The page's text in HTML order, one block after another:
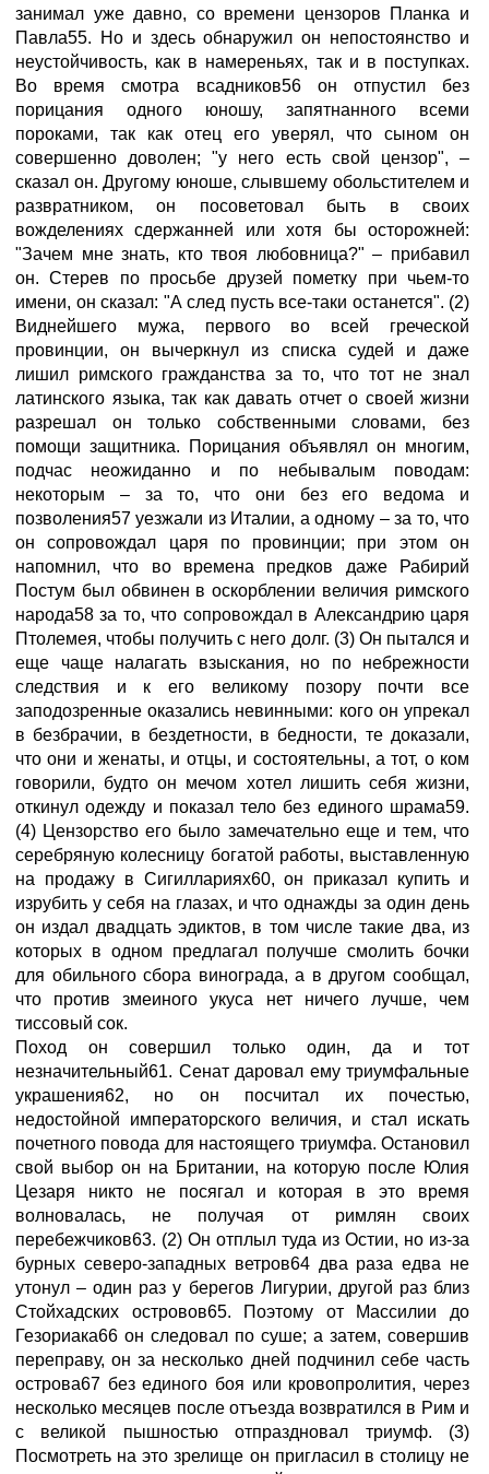
занимал уже давно, со времени цензоров Планка и
Павла55. Но и здесь обнаружил он непостоянство и
неустойчивость, как в намереньях, так и в поступках.
Во время смотра всадников56 он отпустил без
порицания одного юношу, запятнанного всеми
пороками, так как отец его уверял, что сыном он
совершенно доволен; "у него есть свой цензор", –
сказал он. Другому юноше, слывшему обольстителем и
развратником, он посоветовал быть в своих
вожделениях сдержанней или хотя бы осторожней:
"Зачем мне знать, кто твоя любовница?" – прибавил
он. Стерев по просьбе друзей пометку при чьем-то
имени, он сказал: "А след пусть все-таки останется". (2)
Виднейшего мужа, первого во всей греческой
провинции, он вычеркнул из списка судей и даже
лишил римского гражданства за то, что тот не знал
латинского языка, так как давать отчет о своей жизни
разрешал он только собственными словами, без
помощи защитника. Порицания объявлял он многим,
подчас неожиданно и по небывалым поводам:
некоторым – за то, что они без его ведома и
позволения57 уезжали из Италии, а одному – за то, что
он сопровождал царя по провинции; при этом он
напомнил, что во времена предков даже Рабирий
Постум был обвинен в оскорблении величия римского
народа58 за то, что сопровождал в Александрию царя
Птолемея, чтобы получить с него долг. (3) Он пытался и
еще чаще налагать взыскания, но по небрежности
следствия и к его великому позору почти все
заподозренные оказались невинными: кого он упрекал
в безбрачии, в бездетности, в бедности, те доказали,
что они и женаты, и отцы, и состоятельны, а тот, о ком
говорили, будто он мечом хотел лишить себя жизни,
откинул одежду и показал тело без единого шрама59.
(4) Цензорство его было замечательно еще и тем, что
серебряную колесницу богатой работы, выставленную
на продажу в Сигиллариях60, он приказал купить и
изрубить у себя на глазах, и что однажды за один день
он издал двадцать эдиктов, в том числе такие два, из
которых в одном предлагал получше смолить бочки
для обильного сбора винограда, а в другом сообщал,
что против змеиного укуса нет ничего лучше, чем
тиссовый сок.
Поход он совершил только один, да и тот
незначительный61. Сенат даровал ему триумфальные
украшения62, но он посчитал их почестью,
недостойной императорского величия, и стал искать
почетного повода для настоящего триумфа. Остановил
свой выбор он на Британии, на которую после Юлия
Цезаря никто не посягал и которая в это время
волновалась, не получая от римлян своих
перебежчиков63. (2) Он отплыл туда из Остии, но из-за
бурных северо-западных ветров64 два раза едва не
утонул – один раз у берегов Лигурии, другой раз близ
Стойхадских островов65. Поэтому от Массилии до
Гезориака66 он следовал по суше; а затем, совершив
переправу, он за несколько дней подчинил себе часть
острова67 без единого боя или кровопролития, через
несколько месяцев после отъезда возвратился в Рим и
с великой пышностью отпраздновал триумф. (3)
Посмотреть на это зрелище он пригласил в столицу не